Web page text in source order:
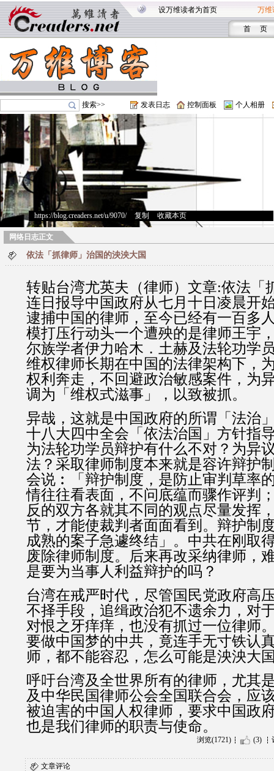
设万维读者为首页 万维
首 页
搜索>> 发表日志 控制面板 个人相册
https://blog.creaders.net/u/9070/> 复制 收藏本页
网络日志正文
依法「抓律师」治国的泱泱大国
转贴台湾尤英夫（律师）文章:依法「
连日报导中国政府从七月十日凌晨开
逮捕中国的律师，至今已经有一百多
模打压行动头一个遭殃的是律师王宇
尔族学者伊力哈木．土赫及法轮功学
维权律师长期在中国的法律架构下，
权利奔走，不回避政治敏感案件，为
调为「维权式滋事」，以致被抓。
异哉，这就是中国政府的所谓「法治
十八大四中全会「依法治国」方针指
为法轮功学员辩护有什么不对？为异
法？采取律师制度本来就是容许辩护
会说︰「辩护制度，是防止审判草率
情往往看表面，不问底蕴而骤作评判
反的双方各就其不同的观点尽量发挥
节，才能使裁判者面面看到。辩护制
成熟的案子急遽终结」。中共在刚取
废除律师制度。后来再改采纳律师，
是要为当事人利益辩护的吗？
台湾在戒严时代，尽管国民党政府高
不择手段，追缉政治犯不遗余力，对
对恨之牙痒痒，也没有抓过一位律师
要做中国梦的中共，竟连手无寸铁认
师，都不能容忍，怎么可能是泱泱大
呼吁台湾及全世界所有的律师，尤其
及中华民国律师公会全国联合会，应
被迫害的中国人权律师，要求中国政
也是我们律师的职责与使命。
浏览(1721) (3)
文章评论